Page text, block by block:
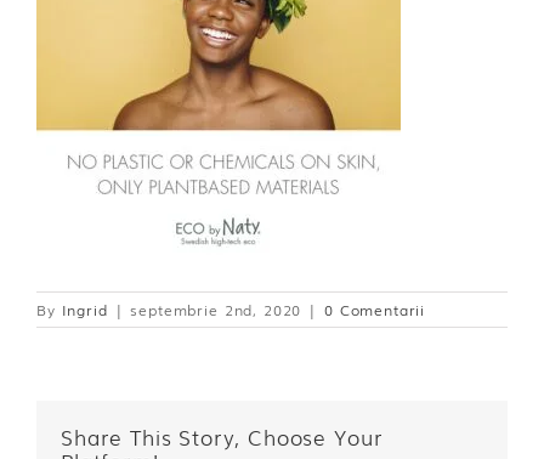
By Ingrid | septembrie 2nd, 2020 | 0 Comentarii
Share This Story, Choose Your